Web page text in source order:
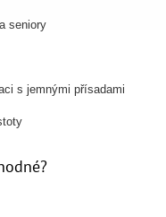
seniory
s jemnými přísadami